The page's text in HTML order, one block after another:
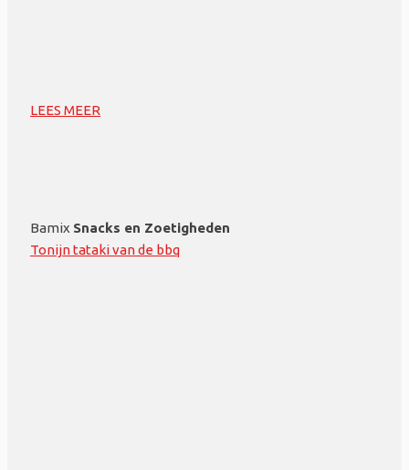
LEES MEER
Bamix Snacks en Zoetigheden
Tonijn tataki van de bbq